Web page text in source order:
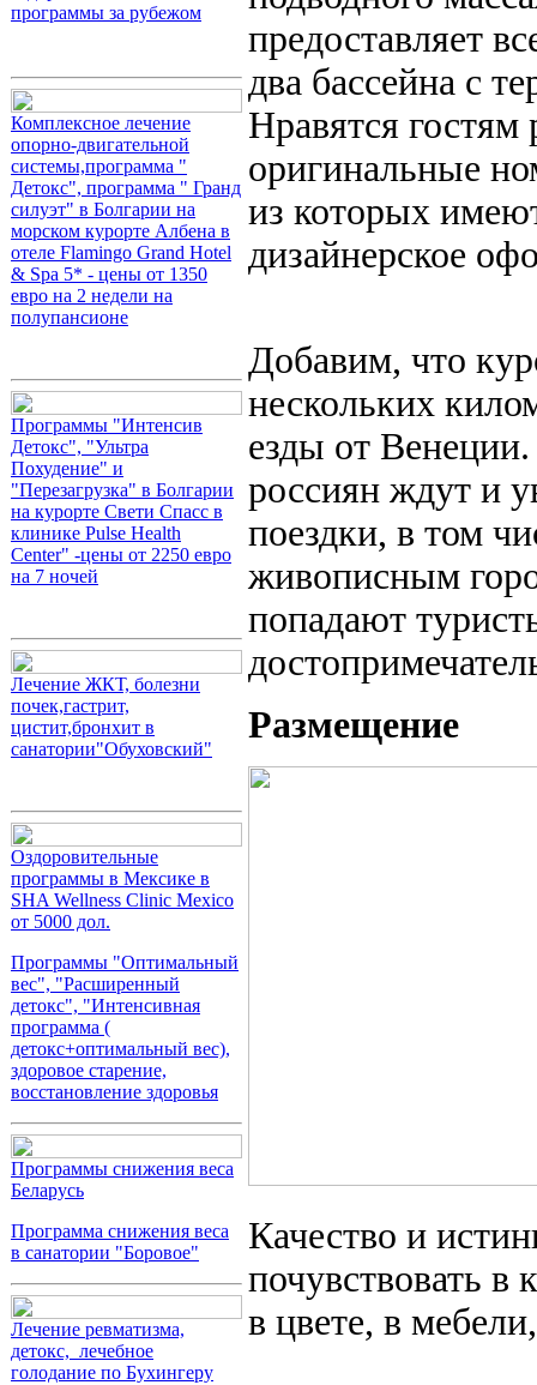
программы за рубежом
Комплексное лечение
опорно-двигательной
системы,программа "
Детокс", программа " Гранд
силуэт" в Болгарии на
морском курорте Албена в
отеле Flamingo Grand Hotel
& Spa 5* - цены от 1350
евро на 2 недели на
полупансионе
Программы "Интенсив
Детокс", "Ультра
Похудение" и
"Перезагрузка" в Болгарии
на курорте Свети Спасс в
клинике Pulse Health
Center" -цены от 2250 евро
на 7 ночей
Лечение ЖКТ, болезни
почек,гастрит,
цистит,бронхит в
санатории"Обуховский"
Оздоровительные
программы в Мексике в
SHA Wellness Clinic Mexico
от 5000 дол.
Программы "Оптимальный
вес", "Расширенный
детокс", "Интенсивная
программа (
детокс+оптимальный вес),
здоровое старение,
восстановление здоровья
Программы снижения веса
Беларусь
Программа снижения веса
в санатории "Боровое"
Лечение ревматизма,
детокс, лечебное
голодание по Бухингеру
предоставляет
два бассейна с
Нравятся гостям
оригинальные
из которых
дизайнерское
Добавим, что
нескольких
езды от
россиян ждут и
поездки, в том
живописным
попадают
Размещение
Качество и
почувствовать в
в цвете, в